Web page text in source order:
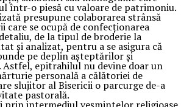
într-o piesă cu valoare de patrimoniu.
presupune colaborarea strânsă
se ocupă de confecționarea
de la tipul de broderie la
și analizat, pentru a se asigura că
pe deplin așteptărilor și
epitrahilul nu devine doar un
personală a călătoriei de
slujitor al Bisericii o parcurge de-a
pastorală.